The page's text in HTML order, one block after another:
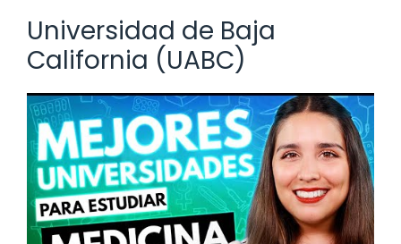
Universidad de Baja
California (UABC)